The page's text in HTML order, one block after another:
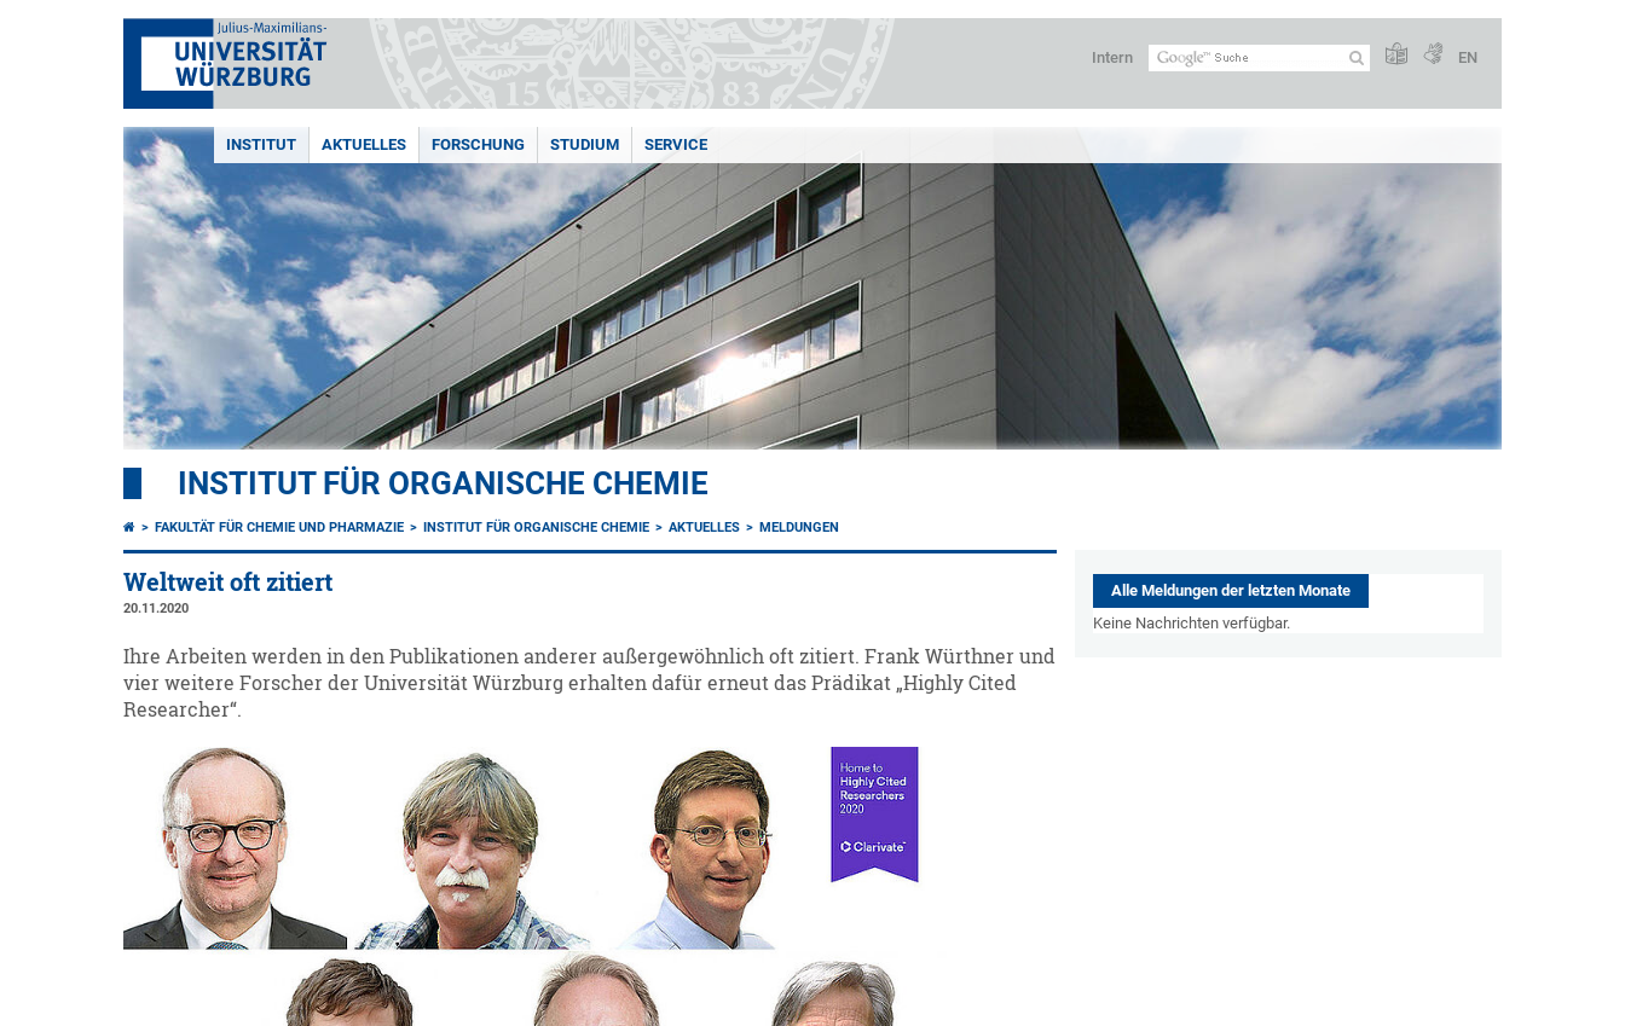
Intern EN
INSTITUT AKTUELLES FORSCHUNG STUDIUM SERVICE
INSTITUT FÜR ORGANISCHE CHEMIE
FAKULTÄT FÜR CHEMIE UND PHARMAZIE INSTITUT FÜR ORGANISCHE CHEMIE AKTUELLES MELDUNGEN
Weltweit oft zitiert
20.11.2020
Ihre Arbeiten werden in den Publikationen anderer außergewöhnlich oft zitiert. Frank Würthner und
vier weitere Forscher der Universität Würzburg erhalten dafür erneut das Prädikat „Highly Cited
Researcher“.
Alle Meldungen der letzten Monate
Keine Nachrichten verfügbar.